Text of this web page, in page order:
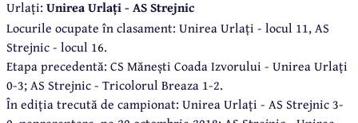
Urlați: Unirea Urlați - AS Strejnic
Locurile ocupate în clasament: Unirea Urlați - locul 11, AS
Strejnic - locul 16.
Etapa precedentă: CS Mănești Coada Izvorului - Unirea Urlați
0-3; AS Strejnic - Tricolorul Breaza 1-2.
În ediția trecută de campionat: Unirea Urlați - AS Strejnic 3-